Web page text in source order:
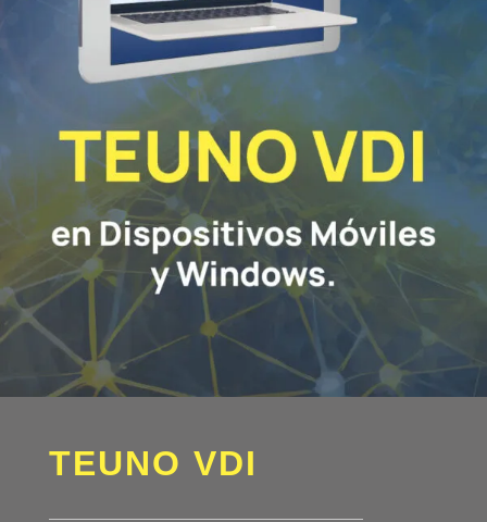
TEUNO VDI